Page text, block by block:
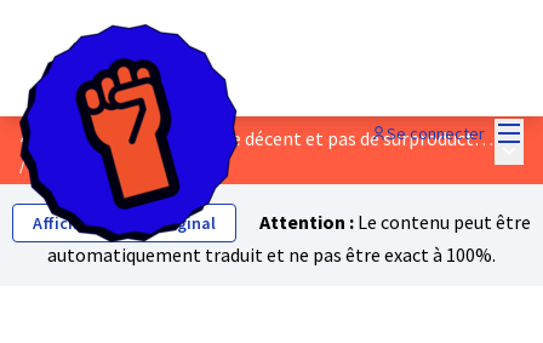
Se connecter4 - Un travail sûr, un salaire décent et pas de surproduction
/💬 Discussions & Ideas
Afficher le texte original Attention : Le contenu peut être
automatiquement traduit et ne pas être exact à 100%.